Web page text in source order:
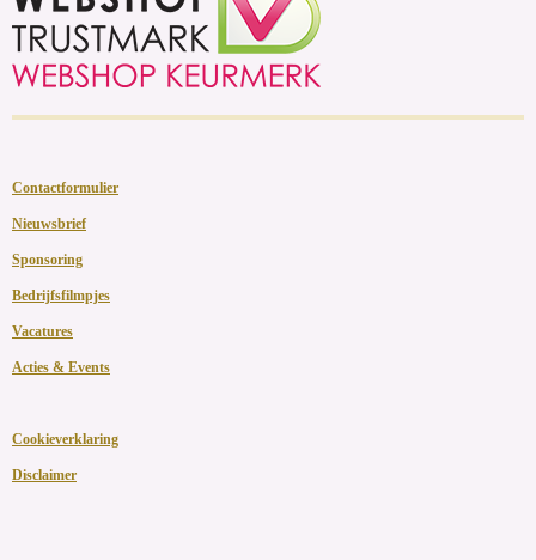
Contactformulier
Nieuwsbrief
Sponsoring
Bedrijfsfilmpjes
Vacatures
Acties & Events
Cookieverklaring
Disclaimer